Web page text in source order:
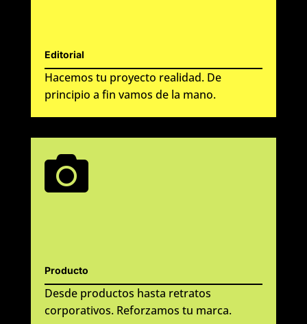
Editorial
Hacemos tu proyecto realidad. De
principio a fin vamos de la mano.

Producto
Desde productos hasta retratos
corporativos. Reforzamos tu marca.